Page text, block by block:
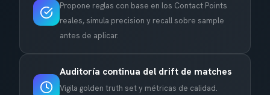
Propone reglas con base en los Contact Points
reales, simula precision y recall sobre sample
antes de aplicar.
Auditoría continua del drift de matches
Vigila golden truth set y métricas de calidad.